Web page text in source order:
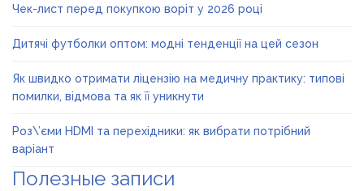
Чек-лист перед покупкою воріт у 2026 році
Дитячі футболки оптом: модні тенденції на цей сезон
Як швидко отримати ліцензію на медичну практику: типові
помилки, відмова та як її уникнути
Роз\’єми HDMI та перехідники: як вибрати потрібний
варіант
Полезные записи